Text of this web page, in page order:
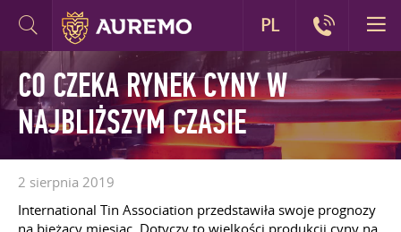
CO CZEKA RYNEK CYNY W
NAJBLIŻSZYM CZASIE
2 sierpnia 2019
International Tin Association przedstawiła swoje prognozy
na bieżący miesiąc. Dotyczy to wielkości produkcji cyny na
PL